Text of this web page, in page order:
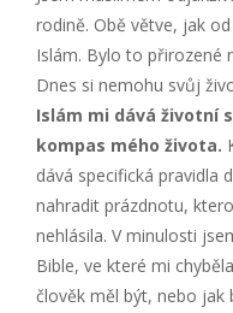
rodině. Obě větve, jak
Islám. Bylo to přirozené
Dnes si nemohu svůj
Islám mi dává životní
kompas mého života.
dává specifická pravidla
nahradit prázdnotu,
nehlásila. V minulosti
Bible, ve které mi
člověk měl být, nebo jak